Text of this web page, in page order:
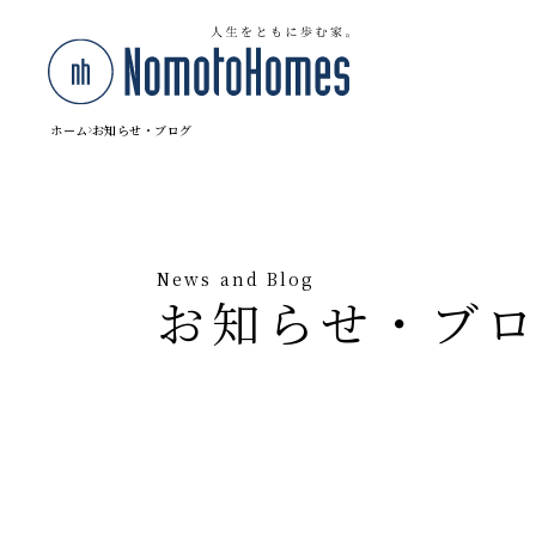
ホーム お知らせ・ブログ
News and Blog
お知らせ・ブ